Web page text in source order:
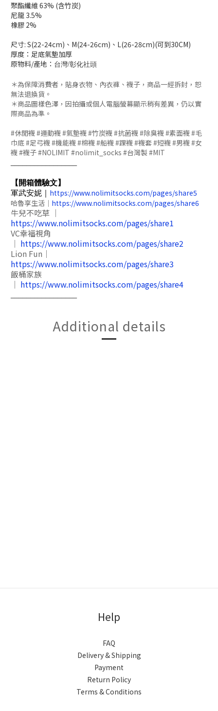
聚酯纖維 63% (含竹炭)
尼龍 3.5%
橡膠 2%
尺寸: S(22-24cm)、M(24-26cm)、L(26-28cm)(可到30CM)
厚度： 足底氣墊加厚
原物料/產地： 台灣/彰化社頭
＊為保障消費者，貼身衣物、內衣褲、襪子，商品一經拆封，恕
無法退換貨。
＊商品圖樣色澤，因拍攝或個人電腦螢幕顯示稍有差異，仍以實
際商品為準。
#休閒襪 #運動襪 #氣墊襪 #竹炭襪 #抗菌襪 #除臭襪 #素面襪 #毛
巾底 #足弓襪 #機能襪 #棉襪 #船襪 #踝襪 #襪套 #短襪 #男襪 #女
襪 #襪子 #NOLIMIT #nolimit_socks #台灣製 #MIT
【開箱體驗文】
軍武安妮｜ https://www.nolimitsocks.com/pages/share5
哈魯享生活｜ https://www.nolimitsocks.com/pages/share6
牛兒不吃草 ｜
https://www.nolimitsocks.com/pages/share1
VC幸福視角
｜ https://www.nolimitsocks.com/pages/share2
Lion Fun｜
https://www.nolimitsocks.com/pages/share3
飯桶家族
｜ https://www.nolimitsocks.com/pages/share4
Additional details
Help
FAQ
Delivery & Shipping
Payment
Return Policy
Terms & Conditions